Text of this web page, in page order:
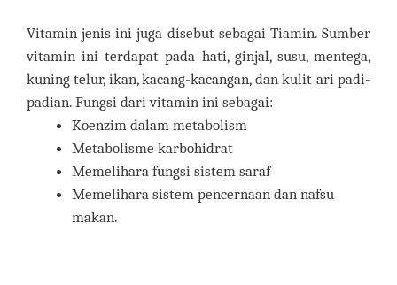
Vitamin jenis ini juga disebut sebagai Tiamin. Sumber
vitamin ini terdapat pada hati, ginjal, susu, mentega,
kuning telur, ikan, kacang-kacangan, dan kulit ari padi-
padian. Fungsi dari vitamin ini sebagai:
Koenzim dalam metabolism
Metabolisme karbohidrat
Memelihara fungsi sistem saraf
Memelihara sistem pencernaan dan nafsu
makan.